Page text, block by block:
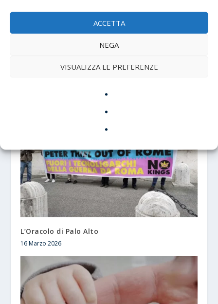
ACCETTA
NEGA
VISUALIZZA LE PREFERENZE
L’Oracolo di Palo Alto
16 Marzo 2026